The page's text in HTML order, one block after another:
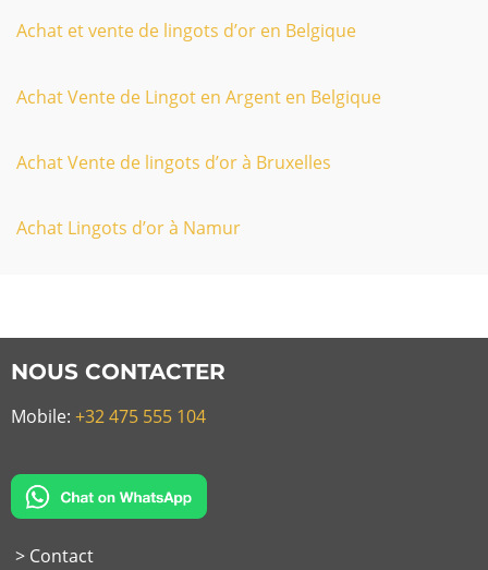
Achat et vente de lingots d’or en Belgique
Achat Vente de Lingot en Argent en Belgique
Achat Vente de lingots d’or à Bruxelles
Achat Lingots d’or à Namur
NOUS CONTACTER
Mobile: +32 475 555 104
> Contact